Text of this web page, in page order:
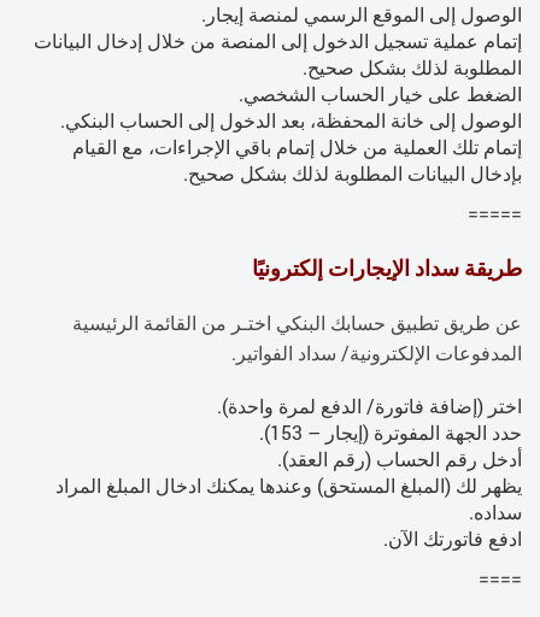
الوصول إلى الموقع الرسمي لمنصة إيجار.
إتمام عملية تسجيل الدخول إلى المنصة من خلال إدخال البيانات
المطلوبة لذلك بشكل صحيح.
الضغط على خيار الحساب الشخصي.
الوصول إلى خانة المحفظة، بعد الدخول إلى الحساب البنكي.
إتمام تلك العملية من خلال إتمام باقي الإجراءات، مع القيام
بإدخال البيانات المطلوبة لذلك بشكل صحيح.
=====
طريقة سداد الإيجارات إلكترونيًا
عن طريق تطبيق حسابك البنكي اختـر من القائمة الرئيسية
المدفوعات الإلكترونية/ سداد الفواتير.
اختر (إضافة فاتورة/ الدفع لمرة واحدة).
حدد الجهة المفوترة (إيجار – 153).
أدخل رقم الحساب (رقم العقد).
يظهر لك (المبلغ المستحق) وعندها يمكنك ادخال المبلغ المراد
سداده.
ادفع فاتورتك الآن.
====